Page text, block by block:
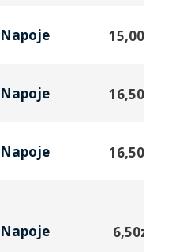
Napoje 15,00
Napoje 16,50
Napoje 16,50
Napoje 6,50zł